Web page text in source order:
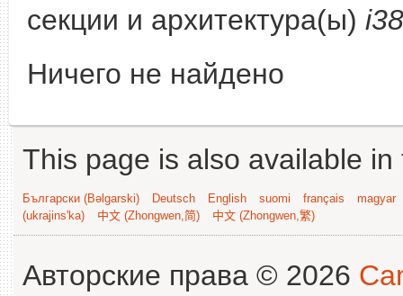
секции и архитектура(ы)
Ничего не найдено
This page is also available
Български (Bəlgarski) Deutsch English suomi français
magyar
(ukrajins'ka)
中文 (Zhongwen,简) 中文 (Zhongwen,繁)
Авторские права © 2026